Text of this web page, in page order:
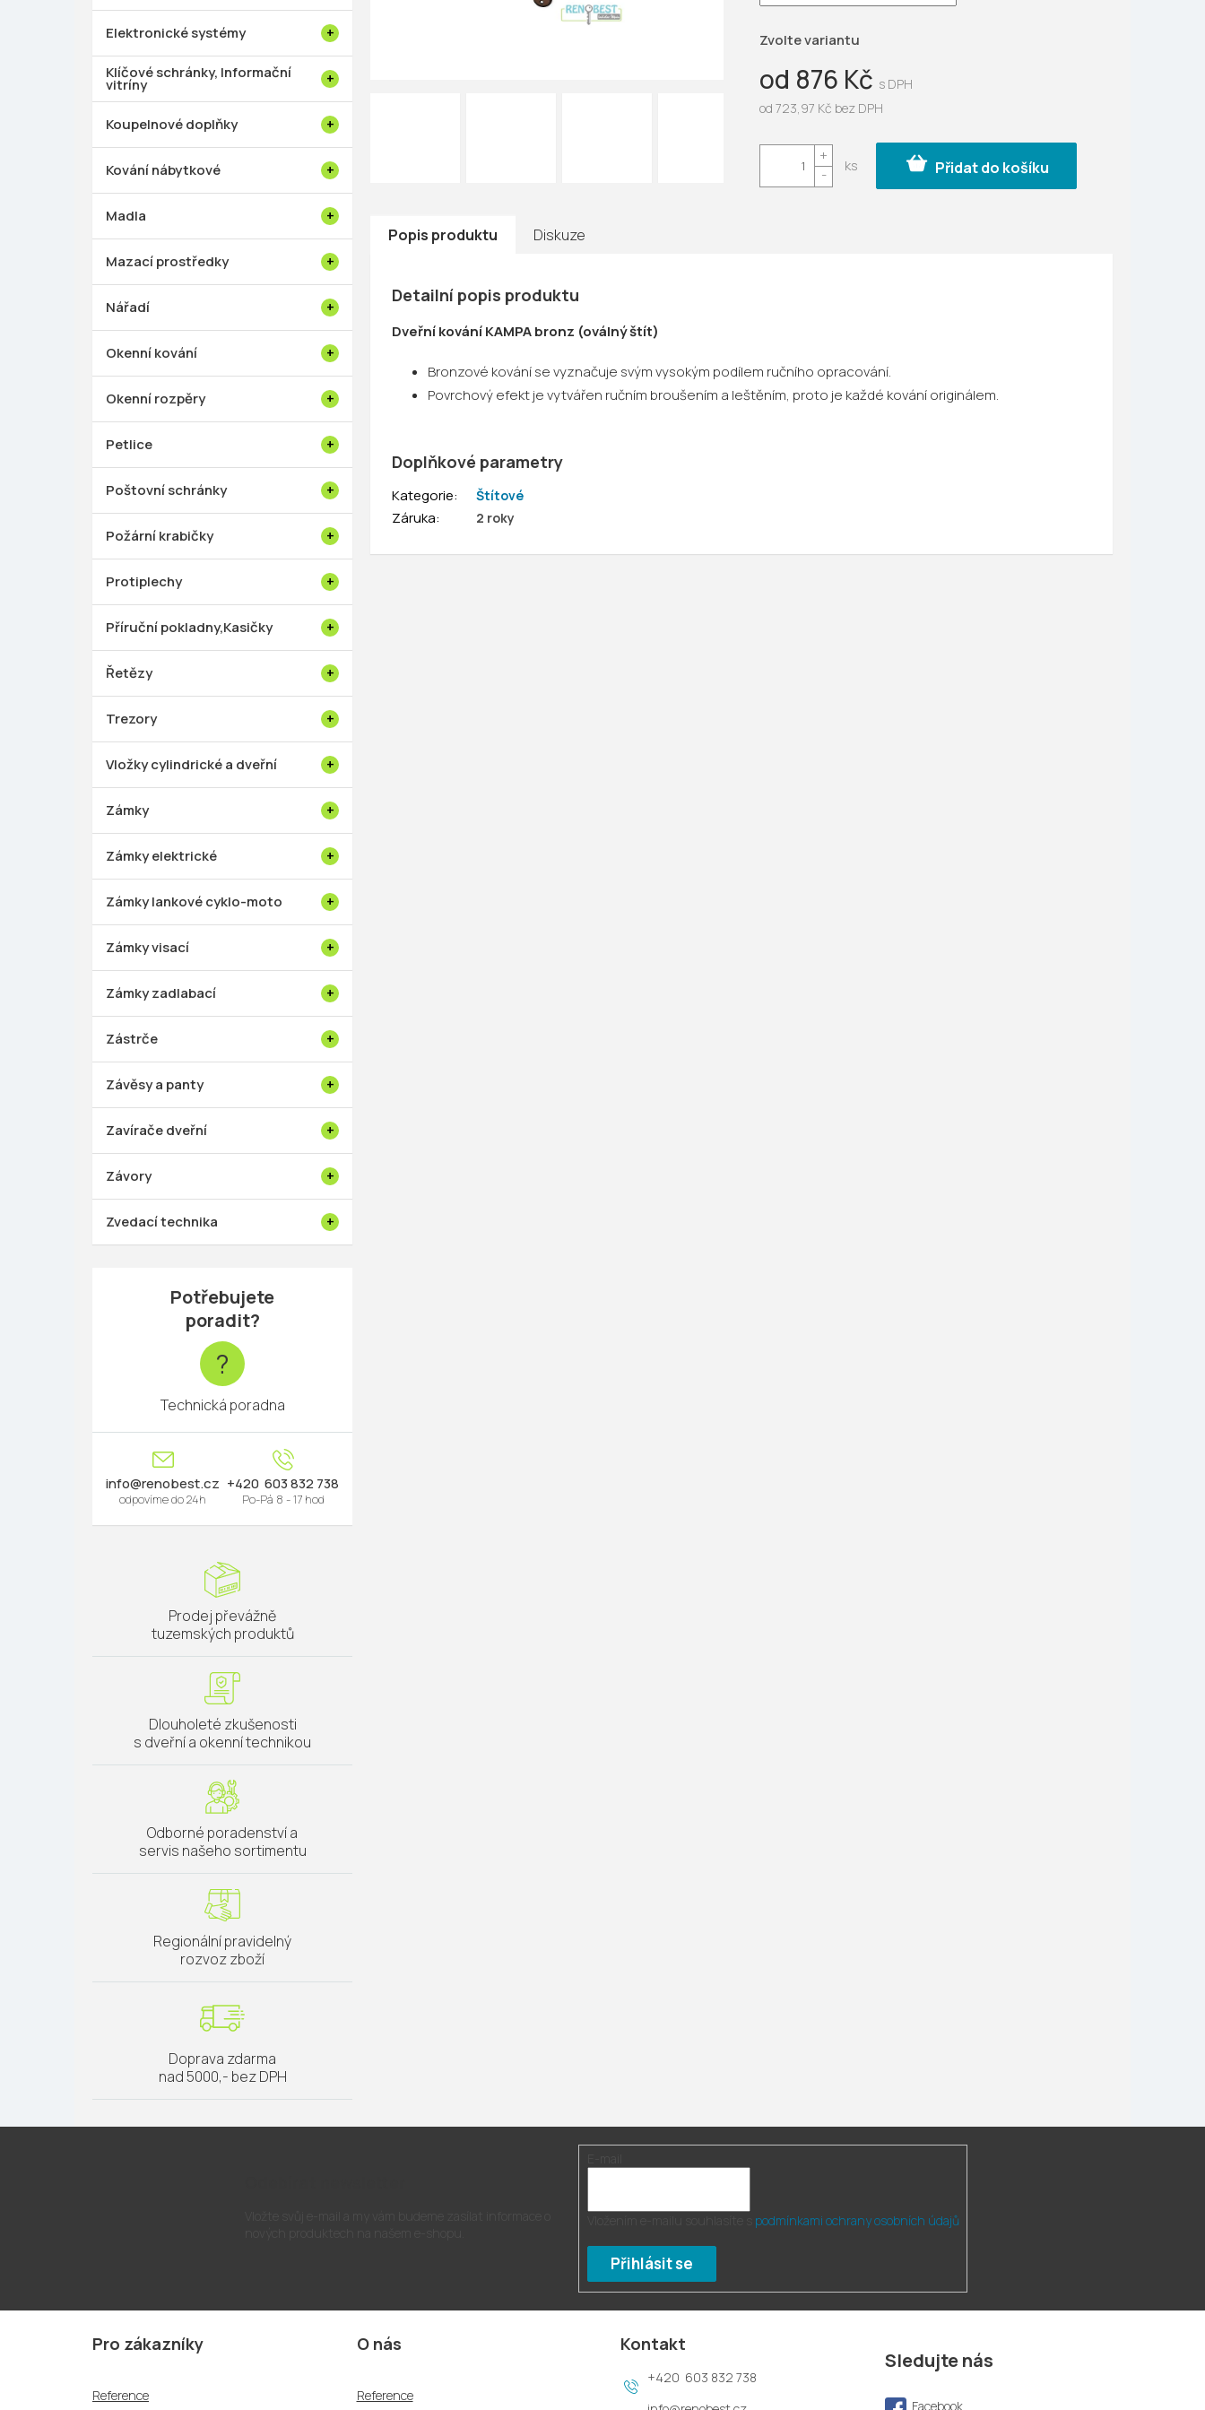
n
l
Elektronické systémy
Klíčové schránky, Informační
vitríny
Koupelnové doplňky
Kování nábytkové
Madla
Mazací prostředky
Nářadí
Okenní kování
Okenní rozpěry
Petlice
Poštovní schránky
Požární krabičky
Protiplechy
Příruční pokladny,Kasičky
Řetězy
Trezory
Vložky cylindrické a dveřní
Zámky
Zámky elektrické
Zámky lankové cyklo-moto
Zámky visací
Zámky zadlabací
Zástrče
Závěsy a panty
Zavírače dveřní
Závory
Zvedací technika
Potřebujete
poradit?
?
Technická poradna
info@renobest.cz 603 832 738
Prodej převážně
tuzemských produktů
Dlouholeté zkušenosti
s dveřní a okenní technikou
Odborné poradenství a
servis našeho sortimentu
Regionální pravidelný
rozvoz zboží
Doprava zdarma
nad 5000,- bez DPH
od 876 Kč
od 723,97 Kč bez DPH
cena:
Zvolte variantu
Přidat do košíku
Popis produktu Diskuze
Detailní popis produktu
Dveřní kování KAMPA bronz (oválný štít)
Bronzové kování se vyznačuje svým vysokým podílem ručního opracování.
Povrchový efekt je vytvářen ručním broušením a leštěním, proto je každé kování originálem.
Doplňkové parametry
Kategorie: Štítové
Záruka: 2 roky
podmínkami ochrany osobních údajů
Přihlásit se
Z
Pro zákazníky
Reference
O nás
Reference
Kontakt
603 832 738
Sledujte nás
Facebook